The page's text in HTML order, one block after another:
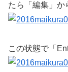
たら「編集」か
この状態で「